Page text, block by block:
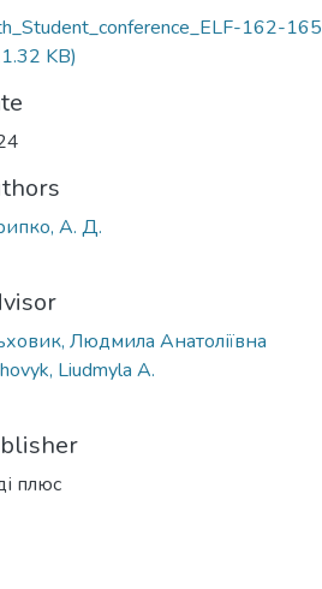
162-
KB)
А. Д.
Людмила Анатоліївна
Liudmyla A.
плюс